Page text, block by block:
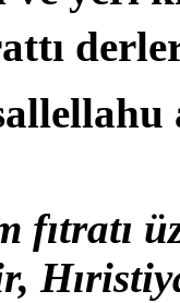
fıtratı